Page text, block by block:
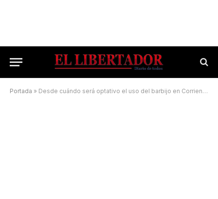
Portada » Desde cuándo será optativo el uso del barbijo en Corrientes